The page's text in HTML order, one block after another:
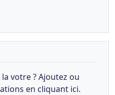
votre ? Ajoutez ou
en cliquant ici.